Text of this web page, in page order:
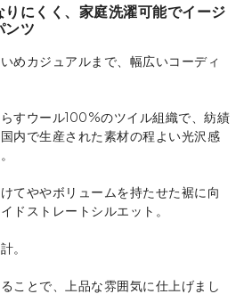
にくく、家庭洗濯可能でイージ
ンツ
めカジュアルまで、幅広いコーディ
すウール100%のツイル組織で、紡績
内で生産された素材の程よい光沢感
てややボリュームを持たせた裾に向
ドストレートシルエット。
。
ことで、上品な雰囲気に仕上げまし